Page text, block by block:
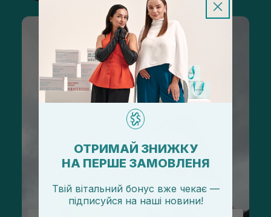
ОТРИМАЙ ЗНИЖКУ
НА ПЕРШЕ ЗАМОВЛЕНЯ
Твій вітальний бонус вже чекає —
підписуйся на наші новини!